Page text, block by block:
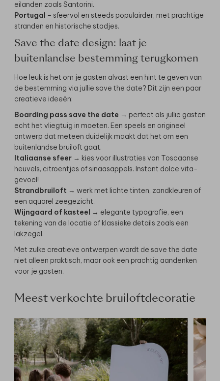
eilanden zoals Santorini.
Portugal – sfeervol en steeds populairder, met prachtige
stranden en historische stadjes.
Save the date design: laat je
buitenlandse bestemming terugkomen
Hoe leuk is het om je gasten alvast een hint te geven van
de bestemming via jullie save the date? Dit zijn een paar
creatieve ideeën:
Boarding pass save the date → perfect als jullie gasten
echt het vliegtuig in moeten. Een speels en origineel
ontwerp dat meteen duidelijk maakt dat het om een
buitenlandse bruiloft gaat.
Italiaanse sfeer → kies voor illustraties van Toscaanse
heuvels, citroentjes of sinaasappels. Instant dolce vita-
gevoel!
Strandbruiloft → werk met lichte tinten, zandkleuren of
een aquarel zeegezicht.
Wijngaard of kasteel → elegante typografie, een
tekening van de locatie of klassieke details zoals een
lakzegel.
Met zulke creatieve ontwerpen wordt de save the date
niet alleen praktisch, maar ook een prachtig aandenken
voor je gasten.
Meest verkochte bruiloftdecoratie